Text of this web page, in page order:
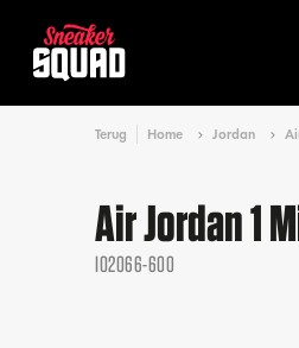
Terug Home Jordan
Air Jordan 1
IO2066-600